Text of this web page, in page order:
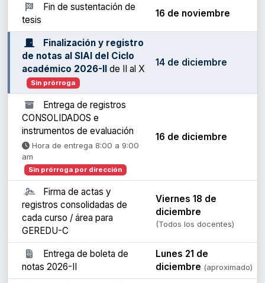
Fin de sustentación de
tesis
16 de noviembre
Finalización y registro
de notas al SIAI del Ciclo
académico 2026-II de II al X
Sin prórroga
14 de diciembre
Entrega de registros
CONSOLIDADOS e
instrumentos de evaluación
Hora de entrega 8:00 a 9:00
am
Sin prórroga por dirección
16 de diciembre
Firma de actas y
registros consolidadas de
cada curso / área para
GEREDU-C
Viernes 18 de
diciembre
(Todos los docentes)
Entrega de boleta de
notas 2026-II
Lunes 21 de
diciembre (aproximado)